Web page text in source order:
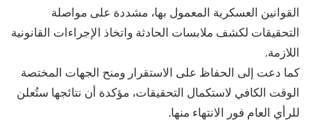
القوانين العسكرية المعمول بها، مشددة على مواصلة
التحقيقات لكشف ملابسات الحادثة واتخاذ الإجراءات القانونية
اللازمة.
كما دعت إلى الحفاظ على الاستقرار ومنح الجهات المختصة
الوقت الكافي لاستكمال التحقيقات، مؤكدة أن نتائجها ستُعلن
للرأي العام فور الانتهاء منها.